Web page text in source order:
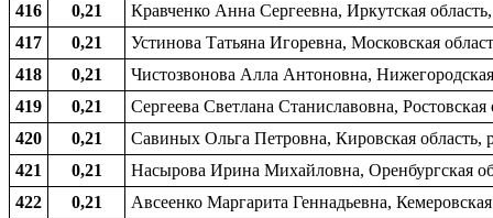
416
0,21
Кравченко Анна Сергеевна, Иркутская
417
0,21
Устинова Татьяна Игоревна, Московская
418
0,21
Чистозвонова Алла Антоновна,
419
0,21
Сергеева Светлана Станиславовна,
420
0,21
Савиных Ольга Петровна, Кировская
421
0,21
Насырова Ирина Михайловна, Оренбургская
422
0,21 Авсеенко Маргарита Геннадьевна,